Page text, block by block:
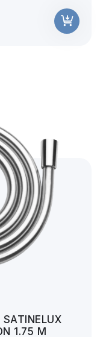
SATINELUX
1.75 M